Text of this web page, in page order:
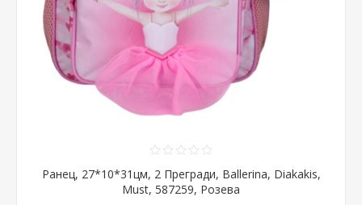
Ранец, 27*10*31цм, 2 Прегради, Ballerina, Diakakis,
Must, 587259, Розева